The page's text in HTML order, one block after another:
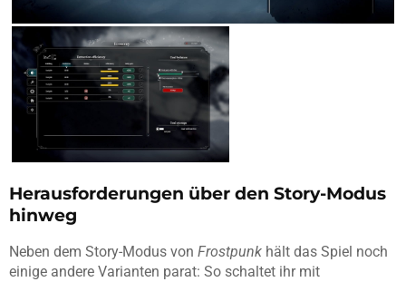
Herausforderungen über den Story-Modus
hinweg
Neben dem Story-Modus von Frostpunk hält das Spiel noch
einige andere Varianten parat: So schaltet ihr mit